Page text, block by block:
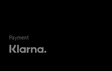
Payment